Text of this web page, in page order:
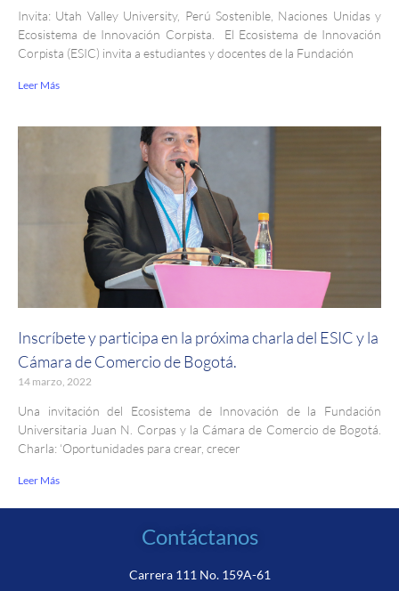
Invita: Utah Valley University, Perú Sostenible, Naciones Unidas y
Ecosistema de Innovación Corpista. El Ecosistema de Innovación
Corpista (ESIC) invita a estudiantes y docentes de la Fundación
Leer Más
Inscríbete y participa en la próxima charla del ESIC y la
Cámara de Comercio de Bogotá.
14 marzo, 2022
Una invitación del Ecosistema de Innovación de la Fundación
Universitaria Juan N. Corpas y la Cámara de Comercio de Bogotá.
Charla: ‘Oportunidades para crear, crecer
Leer Más
Contáctanos
Carrera 111 No. 159A-61